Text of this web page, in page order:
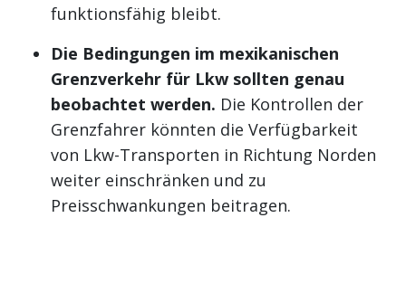
funktionsfähig bleibt.
Die Bedingungen im mexikanischen
Grenzverkehr für Lkw sollten genau
beobachtet werden. Die Kontrollen der
Grenzfahrer könnten die Verfügbarkeit
von Lkw-Transporten in Richtung Norden
weiter einschränken und zu
Preisschwankungen beitragen.